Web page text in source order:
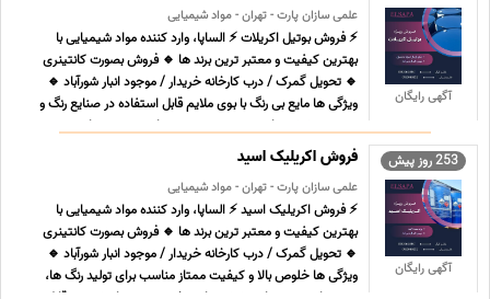
آگهی رایگان
علمی سازان پارت - تهران - مواد شیمیایی
⚡ فروش بوتیل اکریلات ⚡ الساپا، وارد کننده مواد شیمیایی با
بهترین کیفیت و معتبر ترین برند ها 🔹 فروش بصورت کانتینری
🔹 تحویل گمرک / درب کارخانه خریدار / موجود انبار شورآباد 🔹
ویژگی ها مایع بی رنگ با بوی ملایم قابل استفاده در صنایع رنگ و
رزین ، پوشش های صنعتی، چسب، صنایع چوب و مواد پ ... ...
253 روز پیش
آگهی رایگان
فروش اکریلیک اسید
علمی سازان پارت - تهران - مواد شیمیایی
⚡ فروش اکریلیک اسید ⚡ الساپا، وارد کننده مواد شیمیایی با
بهترین کیفیت و معتبر ترین برند ها 🔹 فروش بصورت کانتینری
🔹 تحویل گمرک / درب کارخانه خریدار / موجود انبار شورآباد 🔹
ویژگی ها خلوص بالا و کیفیت ممتاز مناسب برای تولید رنگ ها،